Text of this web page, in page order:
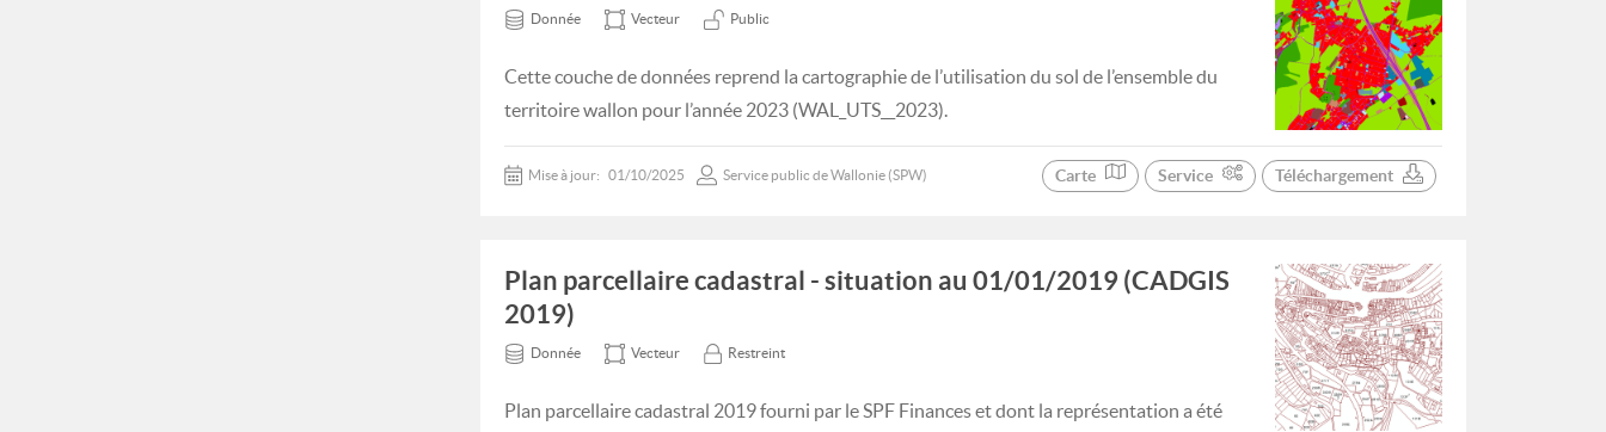
Donnée Vecteur Public
Cette couche de données reprend la cartographie de l’utilisation du sol de l’ensemble du
territoire wallon pour l’année 2023 (WAL_UTS__2023).
Mise à jour: 01/10/2025 Service public de Wallonie (SPW) Carte Service Téléchargement
Plan parcellaire cadastral - situation au 01/01/2019 (CADGIS
2019)
Donnée Vecteur Restreint
Plan parcellaire cadastral 2019 fourni par le SPF Finances et dont la représentation a été